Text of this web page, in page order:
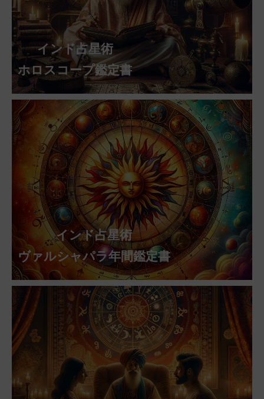
インド占星術
ホロスコープ鑑定書
インド占星術
ヴァルシャパラ年間鑑定書